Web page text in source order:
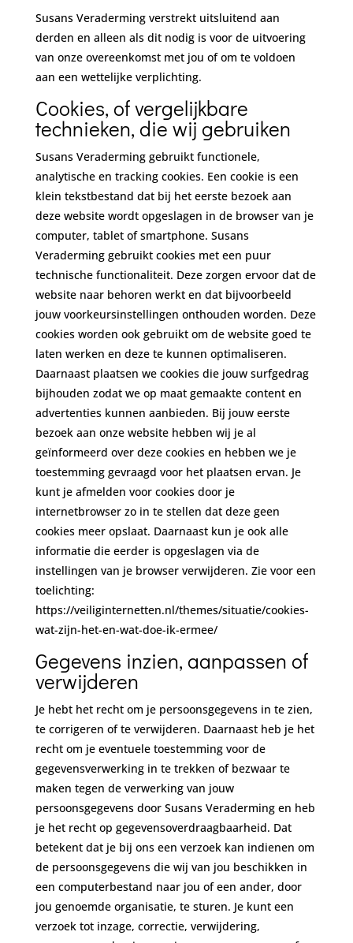
Susans Veraderming verstrekt uitsluitend aan
derden en alleen als dit nodig is voor de uitvoering
van onze overeenkomst met jou of om te voldoen
aan een wettelijke verplichting.
Cookies, of vergelijkbare
technieken, die wij gebruiken
Susans Veraderming gebruikt functionele,
analytische en tracking cookies. Een cookie is een
klein tekstbestand dat bij het eerste bezoek aan
deze website wordt opgeslagen in de browser van je
computer, tablet of smartphone. Susans
Veraderming gebruikt cookies met een puur
technische functionaliteit. Deze zorgen ervoor dat de
website naar behoren werkt en dat bijvoorbeeld
jouw voorkeursinstellingen onthouden worden. Deze
cookies worden ook gebruikt om de website goed te
laten werken en deze te kunnen optimaliseren.
Daarnaast plaatsen we cookies die jouw surfgedrag
bijhouden zodat we op maat gemaakte content en
advertenties kunnen aanbieden. Bij jouw eerste
bezoek aan onze website hebben wij je al
geïnformeerd over deze cookies en hebben we je
toestemming gevraagd voor het plaatsen ervan. Je
kunt je afmelden voor cookies door je
internetbrowser zo in te stellen dat deze geen
cookies meer opslaat. Daarnaast kun je ook alle
informatie die eerder is opgeslagen via de
instellingen van je browser verwijderen. Zie voor een
toelichting:
https://veiliginternetten.nl/themes/situatie/cookies-
wat-zijn-het-en-wat-doe-ik-ermee/
Gegevens inzien, aanpassen of
verwijderen
Je hebt het recht om je persoonsgegevens in te zien,
te corrigeren of te verwijderen. Daarnaast heb je het
recht om je eventuele toestemming voor de
gegevensverwerking in te trekken of bezwaar te
maken tegen de verwerking van jouw
persoonsgegevens door Susans Veraderming en heb
je het recht op gegevensoverdraagbaarheid. Dat
betekent dat je bij ons een verzoek kan indienen om
de persoonsgegevens die wij van jou beschikken in
een computerbestand naar jou of een ander, door
jou genoemde organisatie, te sturen. Je kunt een
verzoek tot inzage, correctie, verwijdering,